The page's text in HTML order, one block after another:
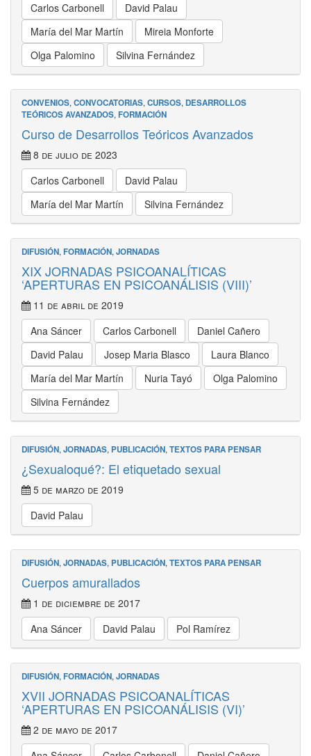
Carlos Carbonell
David Palau
María del Mar Martín
Mireia Monforte
Olga Palomino
Silvina Fernández
CONVENIOS, CONVOCATORIAS, CURSOS, DESARROLLOS
TEÓRICOS AVANZADOS, FORMACIÓN
Curso de Desarrollos Teóricos Avanzados
8 de julio de 2023
Carlos Carbonell
David Palau
María del Mar Martín
Silvina Fernández
DIFUSIÓN, FORMACIÓN, JORNADAS
XIX JORNADAS PSICOANALÍTICAS
‘APERTURAS EN PSICOANÁLISIS (VIII)’
11 de abril de 2019
Ana Sáncer
Carlos Carbonell
Daniel Cañero
David Palau
Josep Maria Blasco
Laura Blanco
María del Mar Martín
Nuria Tayó
Olga Palomino
Silvina Fernández
DIFUSIÓN, JORNADAS, PUBLICACIÓN, TEXTOS PARA PENSAR
¿Sexualoqué?: El etiquetado sexual
5 de marzo de 2019
David Palau
DIFUSIÓN, JORNADAS, PUBLICACIÓN, TEXTOS PARA PENSAR
Cuerpos amurallados
1 de diciembre de 2017
Ana Sáncer
David Palau Pol Ramírez
DIFUSIÓN, FORMACIÓN, JORNADAS
XVII JORNADAS PSICOANALÍTICAS
‘APERTURAS EN PSICOANÁLISIS (VI)’
2 de mayo de 2017